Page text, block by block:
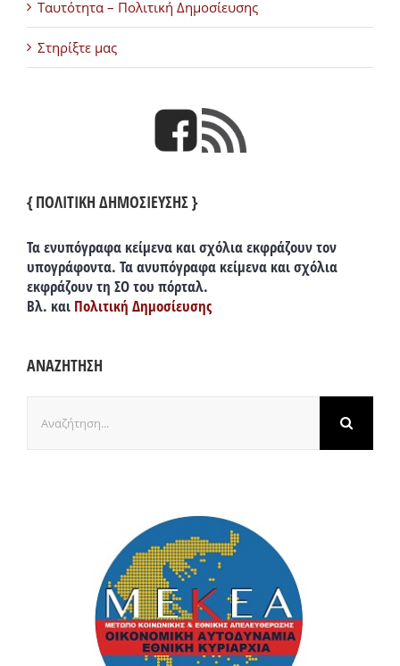
Ταυτότητα – Πολιτική Δημοσίευσης
Στηρίξτε μας
{ ΠΟΛΙΤΙΚΗ ΔΗΜΟΣΙΕΥΣΗΣ }
Τα ενυπόγραφα κείμενα και σχόλια εκφράζουν τον
υπογράφοντα. Τα ανυπόγραφα κείμενα και σχόλια
εκφράζουν τη ΣΟ του πόρταλ.
Βλ. και Πολιτική Δημοσίευσης
ΑΝΑΖΗΤΗΣΗ
για: